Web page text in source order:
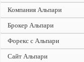
Компания Альпари
Брокер Альпари
Форекс с Альпари
Сайт Альпари